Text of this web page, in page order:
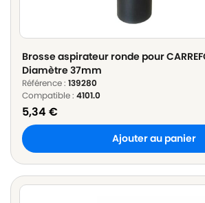
Brosse aspirateur ronde pour
Diamètre 37mm
Référence : 139280
Compatible : 4101.0
5,34 €
Ajouter au panier